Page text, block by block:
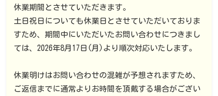
休業期間とさせていただきます。
土日祝日についても休業日とさせていただいておりま
すため、期間中にいただいたお問い合わせにつきまし
ては、2026年8月17日(月)より順次対応いたします。
休業明けはお問い合わせの混雑が予想されますため、
ご返信までに通常よりお時間を頂戴する場合がござい